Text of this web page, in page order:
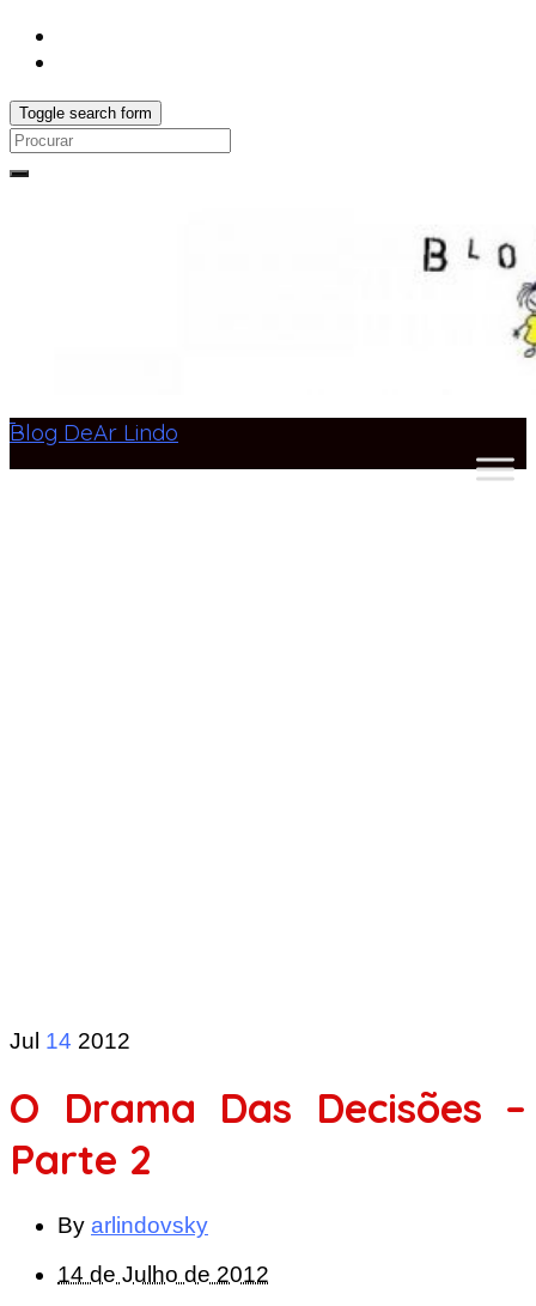
Toggle search form
Search
Blog DeAr Lindo
Jul 14 2012
O Drama Das Decisões –
Parte 2
By arlindovsky
14 de Julho de 2012